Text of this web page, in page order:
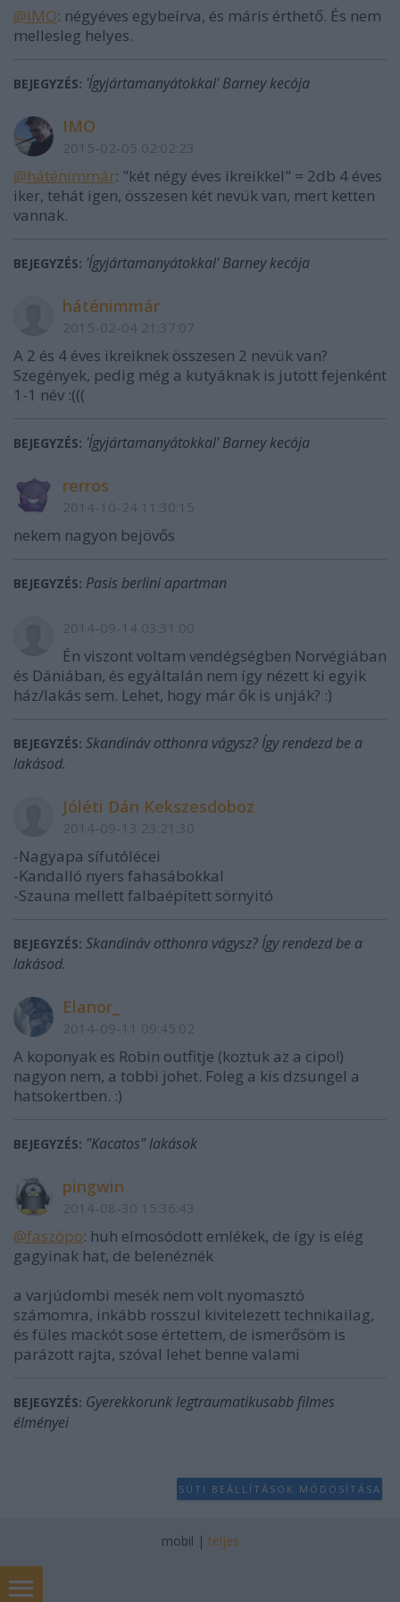
@IMO: négyéves egybeírva, és máris érthető. És nem
mellesleg helyes.
BEJEGYZÉS: 'Ígyjártamanyátokkal' Barney kecója
IMO
2015-02-05 02:02:23
@háténimmár: "két négy éves ikreikkel" = 2db 4 éves
iker, tehát igen, összesen két nevük van, mert ketten
vannak.
BEJEGYZÉS: 'Ígyjártamanyátokkal' Barney kecója
háténimmár
2015-02-04 21:37:07
A 2 és 4 éves ikreiknek összesen 2 nevük van?
Szegények, pedig még a kutyáknak is jutott fejenként
1-1 név :(((
BEJEGYZÉS: 'Ígyjártamanyátokkal' Barney kecója
rerros
2014-10-24 11:30:15
nekem nagyon bejövős
BEJEGYZÉS: Pasis berlini apartman
2014-09-14 03:31:00
Én viszont voltam vendégségben Norvégiában
és Dániában, és egyáltalán nem így nézett ki egyik
ház/lakás sem. Lehet, hogy már ők is unják? :)
BEJEGYZÉS: Skandináv otthonra vágysz? Így rendezd be a
lakásod.
Jóléti Dán Kekszesdoboz
2014-09-13 23:21:30
-Nagyapa sífutólécei
-Kandalló nyers fahasábokkal
-Szauna mellett falbaépített sörnyitó
BEJEGYZÉS: Skandináv otthonra vágysz? Így rendezd be a
lakásod.
Elanor_
2014-09-11 09:45:02
A koponyak es Robin outfitje (koztuk az a cipo!)
nagyon nem, a tobbi johet. Foleg a kis dzsungel a
hatsokertben. :)
BEJEGYZÉS: "Kacatos" lakások
pingwin
2014-08-30 15:36:43
@faszópo: huh elmosódott emlékek, de így is elég
gagyinak hat, de belenéznék
a varjúdombi mesék nem volt nyomasztó
számomra, inkább rosszul kivitelezett technikailag,
és füles mackót sose értettem, de ismerősöm is
parázott rajta, szóval lehet benne valami
BEJEGYZÉS: Gyerekkorunk legtraumatikusabb filmes
élményei
SÜTI BEÁLLÍTÁSOK MÓDOSÍTÁSA
mobil | teljes